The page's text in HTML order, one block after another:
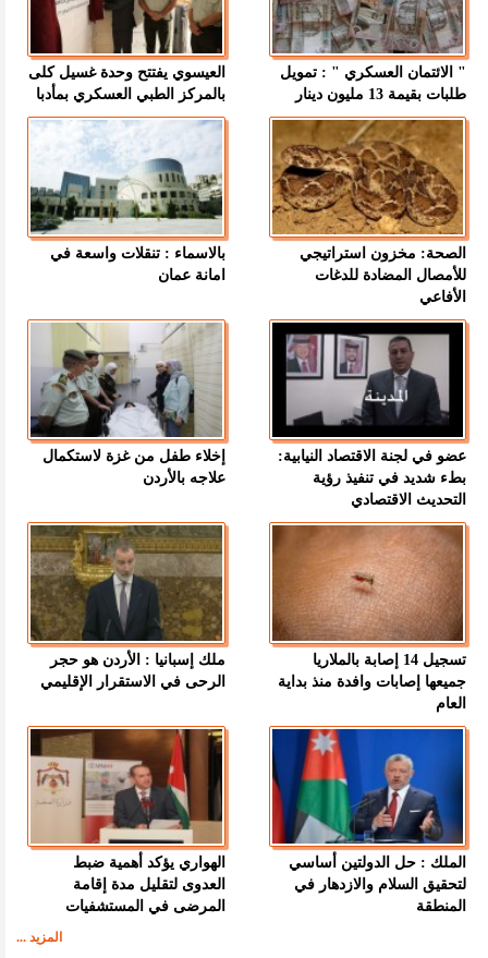
" الائتمان العسكري " : تمويل
طلبات بقيمة 13 مليون دينار
العيسوي يفتتح وحدة غسيل كلى
بالمركز الطبي العسكري بمأدبا
الصحة: مخزون استراتيجي
للأمصال المضادة للدغات
الأفاعي
بالاسماء : تنقلات واسعة في
امانة عمان
عضو في لجنة الاقتصاد النيابية:
بطء شديد في تنفيذ رؤية
التحديث الاقتصادي
إخلاء طفل من غزة لاستكمال
علاجه بالأردن
تسجيل 14 إصابة بالملاريا
جميعها إصابات وافدة منذ بداية
العام
ملك إسبانيا : الأردن هو حجر
الرحى في الاستقرار الإقليمي
الملك : حل الدولتين أساسي
لتحقيق السلام والازدهار في
المنطقة
الهواري يؤكد أهمية ضبط
العدوى لتقليل مدة إقامة
المرضى في المستشفيات
المزيد ...